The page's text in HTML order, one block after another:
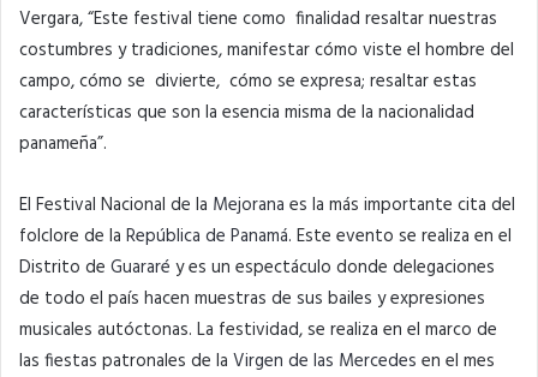
Vergara, “Este festival tiene como finalidad resaltar nuestras
costumbres y tradiciones, manifestar cómo viste el hombre del
campo, cómo se divierte, cómo se expresa; resaltar estas
características que son la esencia misma de la nacionalidad
panameña”.
El Festival Nacional de la Mejorana es la más importante cita del
folclore de la República de Panamá. Este evento se realiza en el
Distrito de Guararé y es un espectáculo donde delegaciones
de todo el país hacen muestras de sus bailes y expresiones
musicales autóctonas. La festividad, se realiza en el marco de
las fiestas patronales de la Virgen de las Mercedes en el mes